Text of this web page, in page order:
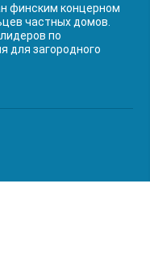
финским концерном
частных домов.
по
для загородного